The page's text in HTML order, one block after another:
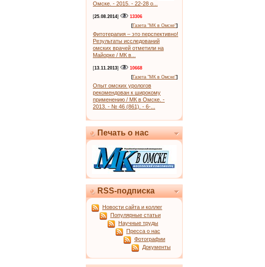
Омске. - 2015. - 22-28 о...
[25.08.2014]
13306
[Газета "МК в Омске"]
Фитотерапия – это перспективно!
Результаты исследований
омских врачей отметили на
Майорке / МК в...
[13.11.2013]
10668
[Газета "МК в Омске"]
Опыт омских урологов
рекомендован к широкому
применению / МК в Омске. -
2013. - № 46 (861). - 6-...
Печать о нас
RSS-подписка
Новости сайта и коллег
Популярные статьи
Научные труды
Пресса о нас
Фотографии
Документы